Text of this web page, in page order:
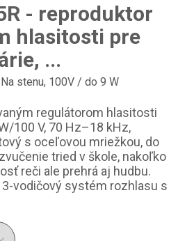
- reproduktor
hlasitosti pre
...
Na stenu, 100V / do 9 W
regulátorom hlasitosti
100 V, 70 Hz–18 kHz,
s oceľovou mriežkou, do
tried v škole, nakoľko
reči ale prehrá aj hudbu.
vodičový systém rozhlasu s